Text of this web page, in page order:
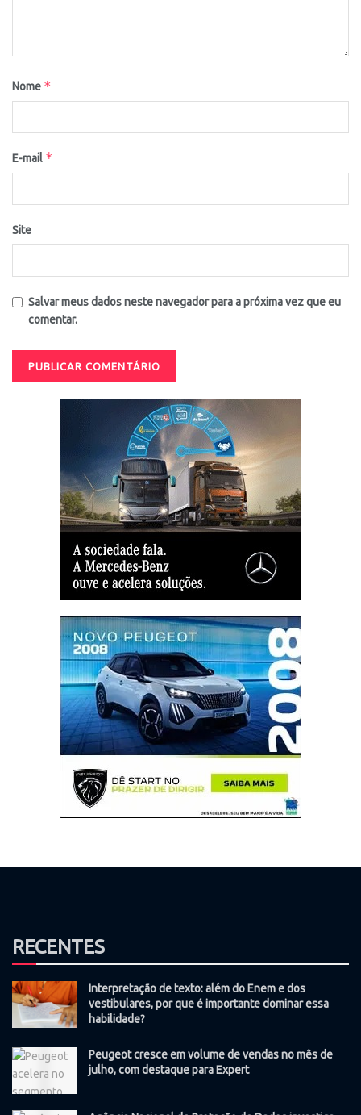
Nome *
E-mail *
Site
Salvar meus dados neste navegador para a próxima vez que eu
comentar.
RECENTES
Interpretação de texto: além do Enem e dos
vestibulares, por que é importante dominar essa
habilidade?
Peugeot cresce em volume de vendas no mês de
julho, com destaque para Expert